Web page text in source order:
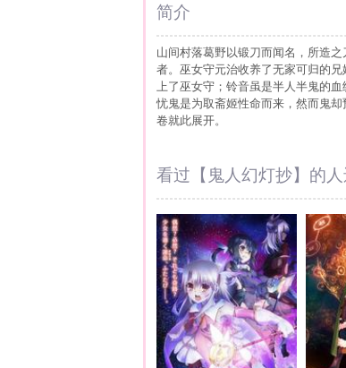
简介
山间村落葛野以锻刀而闻名，所造
者。巫女守元治收养了无家可归的
上了巫女守；铃音虽是半人半鬼的
忧鬼是为取斋姬性命而来，然而鬼
卷就此展开。
看过【鬼人幻灯抄】的人